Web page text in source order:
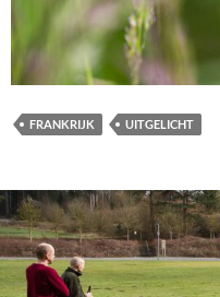
FRANKRIJK UITGELICHT